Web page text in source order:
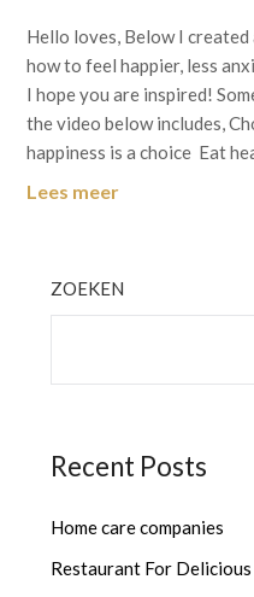
Hello loves, Below I
how to feel happier, less
I hope you are inspired!
the video below includes,
happiness is a choice Eat
Lees meer
ZOEKEN
Recent Posts
Home care companies
Restaurant For